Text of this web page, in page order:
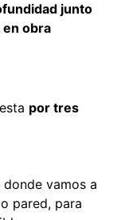
junto
obra
por tres
vamos a
pared, para